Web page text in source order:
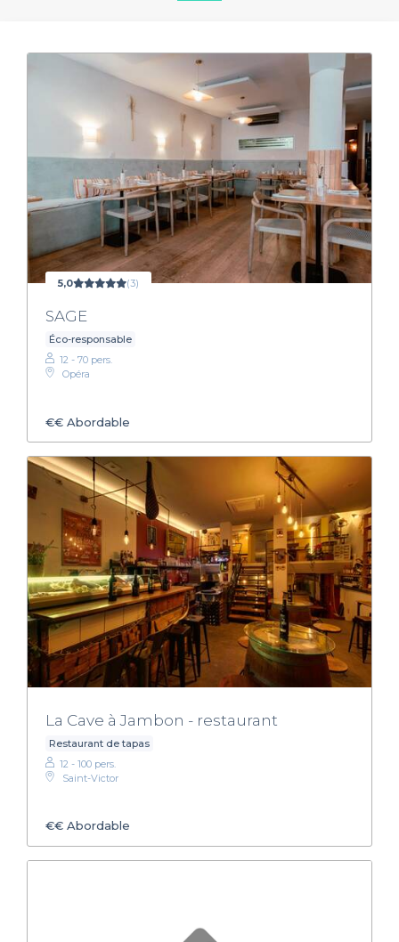
5,0 (3)
SAGE
Éco-responsable
12 - 70 pers.
Opéra
€€ Abordable
La Cave à Jambon - restaurant
Restaurant de tapas
12 - 100 pers.
Saint-Victor
€€ Abordable